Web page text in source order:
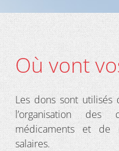
Où vont
Les dons sont
l’organisation
médicaments et de
salaires.